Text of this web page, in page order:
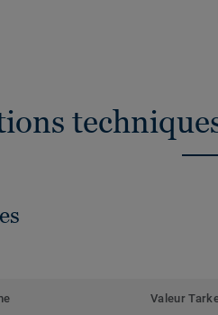
Valeur